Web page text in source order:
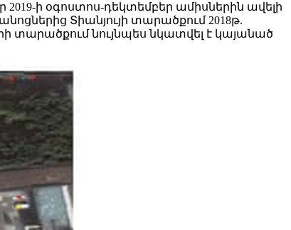
ի օգոստոս-դեկտեմբեր ամիսներին ավելի
Տիանյույի տարածքում 2018թ.
տարածքում նույնպես նկատվել է կայանած